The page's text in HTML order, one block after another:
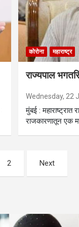
कोरोना महाराष्ट्र
राज्यपाल
Wednesday, 22
मुंबई :
राजकारणातून एक
2 Next